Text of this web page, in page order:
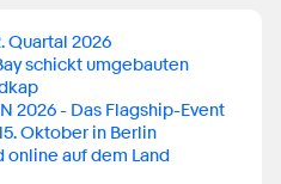
Quartal 2026
schickt umgebauten
2026 - Das Flagship-Event
Oktober in Berlin
online auf dem Land